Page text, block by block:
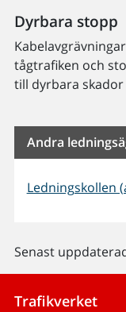
Dyrbara stopp
tågtrafiken och
till dyrbara
Andra
Ledningskollen
Senast
Trafikverket